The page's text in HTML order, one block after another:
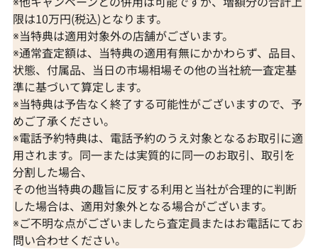
限は10万円(税込)となります。
※当特典は適用対象外の店舗がございます。
※通常査定額は、当特典の適用有無にかかわらず、品目、
状態、付属品、当日の市場相場その他の当社統一査定基
準に基づいて算定します。
※当特典は予告なく終了する可能性がございますので、予
めご了承ください。
※電話予約特典は、電話予約のうえ対象となるお取引に適
用されます。同一または実質的に同一のお取引、取引を
分割した場合、
その他当特典の趣旨に反する利用と当社が合理的に判断
した場合は、適用対象外となる場合がございます。
※ご不明な点がございましたら査定員またはお電話にてお
問い合わせください。